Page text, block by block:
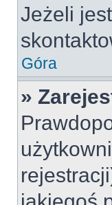
Jeżeli
Góra
»